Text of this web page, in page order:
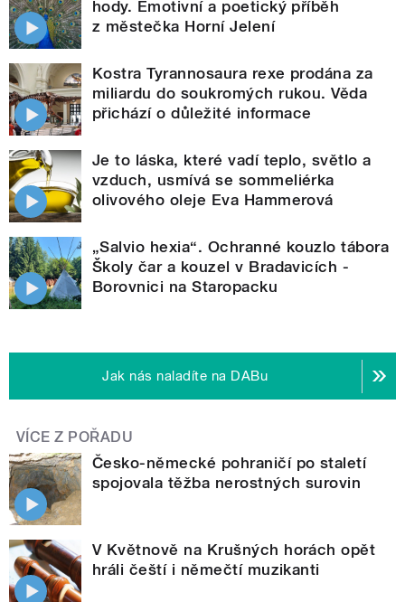
hody. Emotivní a poetický příběh
z městečka Horní Jelení
Kostra Tyrannosaura rexe prodána za
miliardu do soukromých rukou. Věda
přichází o důležité informace
Je to láska, které vadí teplo, světlo a
vzduch, usmívá se sommeliérka
olivového oleje Eva Hammerová
„Salvio hexia“. Ochranné kouzlo tábora
Školy čar a kouzel v Bradavicích -
Borovnici na Staropacku
Jak nás naladíte na DABu
VÍCE Z POŘADU
Česko-německé pohraničí po staletí
spojovala těžba nerostných surovin
V Květnově na Krušných horách opět
hráli čeští i němečtí muzikanti